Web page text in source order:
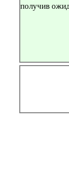
получив